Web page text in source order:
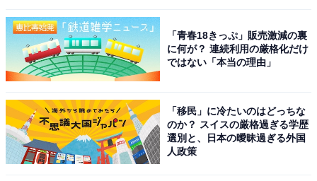
「青春18きっぷ」販売激減の裏
に何が？ 連続利用の厳格化だけ
ではない「本当の理由」
「移民」に冷たいのはどっちな
のか？ スイスの厳格過ぎる学歴
選別と、日本の曖昧過ぎる外国
人政策